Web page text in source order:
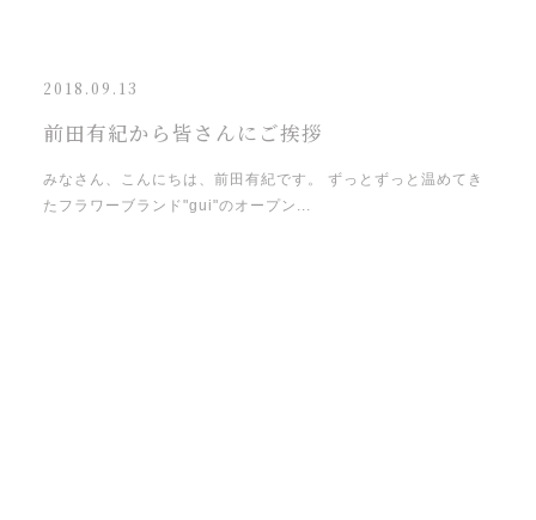
2018.09.13
前田有紀から皆さんにご挨拶
みなさん、こんにちは、前田有紀です。 ずっとずっと温めてき
たフラワーブランド"gui"のオープン...